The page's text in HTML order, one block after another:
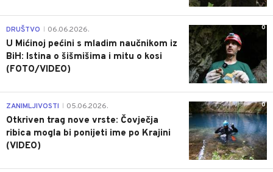
0
DRUŠTVO 06.06.2026.
U Mićinoj pećini s mladim naučnikom iz
BiH: Istina o šišmišima i mitu o kosi
(FOTO/VIDEO)
0
ZANIMLJIVOSTI 05.06.2026.
Otkriven trag nove vrste: Čovječja
ribica mogla bi ponijeti ime po Krajini
(VIDEO)